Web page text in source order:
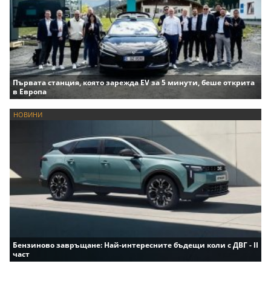
Първата станция, която зарежда EV за 5 минути, беше открита
в Европа
НОВИНИ
Бензиново завръщане: Най-интересните бъдещи коли с ДВГ - II
част